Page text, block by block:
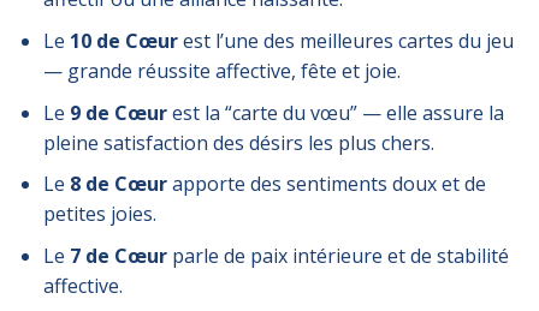
Le 10 de Cœurest l’une des meilleures cartes du jeu
— grande réussite affective, fête et joie.
Le 9 de Cœurest la “carte du vœu” — elle assure la
pleine satisfaction des désirs les plus chers.
Le 8 de Cœurapporte des sentiments doux et de
petites joies.
Le 7 de Cœurparle de paix intérieure et de stabilité
affective.